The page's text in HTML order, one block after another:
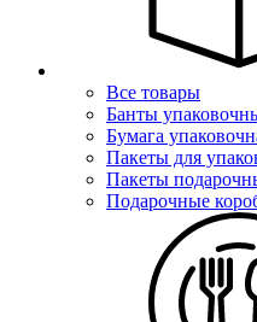
Все товары
Банты
Бумага
Пакеты для
Пакеты
Подарочные